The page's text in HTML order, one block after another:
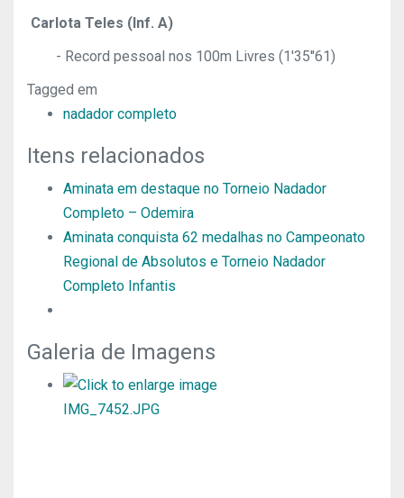
Carlota Teles (Inf. A)
- Record pessoal nos 100m Livres (1'35''61)
Tagged em
nadador completo
Itens relacionados
Aminata em destaque no Torneio Nadador
Completo – Odemira
Aminata conquista 62 medalhas no Campeonato
Regional de Absolutos e Torneio Nadador
Completo Infantis
Galeria de Imagens